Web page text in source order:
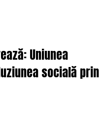
Uniunea
socială prin